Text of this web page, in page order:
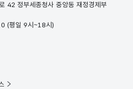
42 정부세종청사 중앙동 재정경제부
(평일 9시~18시)